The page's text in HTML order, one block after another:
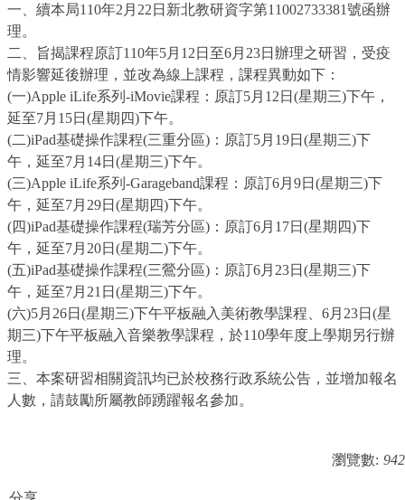
一、續本局110年2月22日新北教研資字第11002733381號函辦
理。
二、旨揭課程原訂110年5月12日至6月23日辦理之研習，受疫
情影響延後辦理，並改為線上課程，課程異動如下：
(一)Apple iLife系列-iMovie課程：原訂5月12日(星期三)下午，
延至7月15日(星期四)下午。
(二)iPad基礎操作課程(三重分區)：原訂5月19日(星期三)下
午，延至7月14日(星期三)下午。
(三)Apple iLife系列-Garageband課程：原訂6月9日(星期三)下
午，延至7月29日(星期四)下午。
(四)iPad基礎操作課程(瑞芳分區)：原訂6月17日(星期四)下
午，延至7月20日(星期二)下午。
(五)iPad基礎操作課程(三鶯分區)：原訂6月23日(星期三)下
午，延至7月21日(星期三)下午。
(六)5月26日(星期三)下午平板融入美術教學課程、6月23日(星
期三)下午平板融入音樂教學課程，於110學年度上學期另行辦
理。
三、本案研習相關資訊均已於校務行政系統公告，並增加報名
人數，請鼓勵所屬教師踴躍報名參加。
瀏覽數: 942